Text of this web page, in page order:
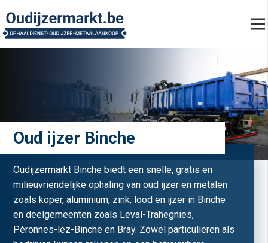
Oud ijzer Binche
Oudijzermarkt Binche biedt een snelle, gratis en
milieuvriendelijke ophaling van oud ijzer en metalen
zoals koper, aluminium, zink, lood en ijzer in Binche
en deelgemeenten zoals Leval-Trahegnies,
Péronnes-lez-Binche en Bray. Zowel particulieren als